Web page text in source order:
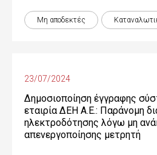
Μη αποδεκτές
23/07/2024
Δημοσιοποίηση έγγραφης
εταιρία ΔΕΗ Α.Ε.: Παράνομη
ηλεκτροδότησης λόγω μη
απενεργοποίησης μετρητή